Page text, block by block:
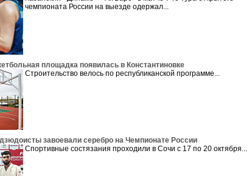
чемпионата России на выезде одержал...
площадка появилась в Константиновке
Строительство велось по республиканской программе...
дзюдоисты завоевали серебро на Чемпионате России
Спортивные состязания проходили в Сочи с 17 по 20 октября...